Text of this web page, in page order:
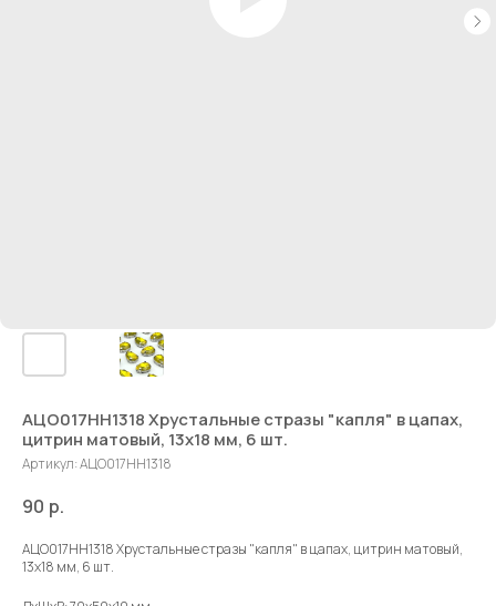
АЦО017НН1318 Хрустальные стразы "капля" в цапах,
цитрин матовый, 13х18 мм, 6 шт.
Артикул:АЦО017НН1318
90 р.
АЦО017НН1318 Хрустальные стразы "капля" в цапах, цитрин матовый,
13х18 мм, 6 шт.